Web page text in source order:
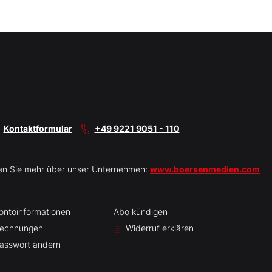
Kontaktformular +49 9221 9051 - 110
Sie mehr über unser Unternehmen: www.boersenmedien.com
ändern
Abo kündigen
Widerruf erklären